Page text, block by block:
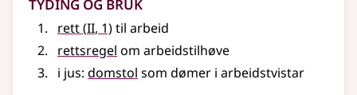
rett(2
II, 1)til arbeid
rettsregel om arbeidstilhøve
i jus: domstol som dømer i arbeidstvistar